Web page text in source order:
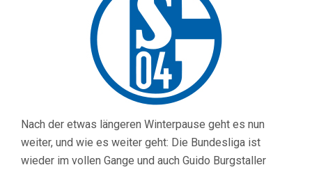
Nach der etwas längeren Winterpause geht es nun
weiter, und wie es weiter geht: Die Bundesliga ist
wieder im vollen Gange und auch Guido Burgstaller